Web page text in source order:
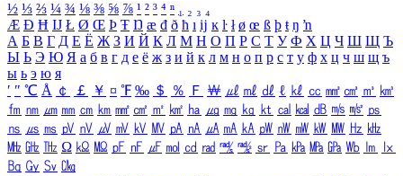
½ ⅓ ⅔ ¼ ¾ ⅛ ⅜ ⅝ ⅞ ¹ ² ³ ⁴ ⁿ ₁ ₂ ₃ ₄
Æ Ð Ħ Ĳ Ł Ø Œ Þ Ŧ Ŋ æ đ ð ħ ı ĳ ĸ ŀ ł ø œ ß þ ŧ ŋ ŉ
А Б В Г Д Е Ё Ж З И Й К Л М Н О П Р С Т У Ф Х Ц Ч Ш Щ Ъ
Ы Ь Э Ю Я а б в г д е ё ж з и й к л м н о п р с т у ф х ц ч ш щ ъ
ы ь э ю я
′ ″ ℃ Å ￠ ￡ ￥ ¤ ℉ ‰ ＄ ％ Ｆ ￦ ㎕ ㎖ ㎗ ℓ ㎘ ㏄ ㎣ ㎤ ㎥ ㎦
㎙ ㎚ ㎛ ㎜ ㎝ ㎞ ㎟ ㎠ ㎡ ㎢ ㏊ ㎍ ㎎ ㎏ ㏏ ㎈ ㎉ ㏈ ㎧ ㎨ ㎰
㎱ ㎲ ㎳ ㎴ ㎵ ㎶ ㎷ ㎸ ㎹ ㎀ ㎁ ㎂ ㎃ ㎄ ㎺ ㎻ ㎽ ㎾ ㎿ ㎐ ㎑
㎒ ㎓ ㎔ Ω ㏀ ㏁ ㎊ ㎋ ㎌ ㏖ ㏅ ㎭ ㎮ ㎯ ㏛ ㎩ ㎪ ㎫ ㎬ ㏝ ㏐
㏓
㏃ ㏉ ㏜ ㏆